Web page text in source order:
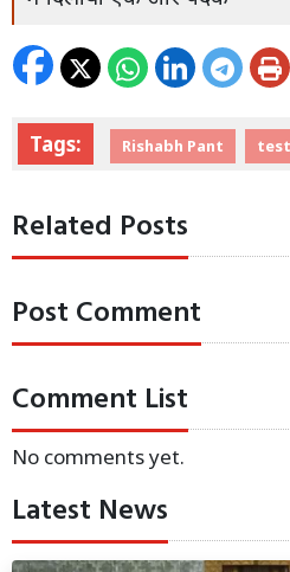
Tags: Rishabh Pant
Related Posts
Post Comment
Comment List
No comments yet.
Latest News